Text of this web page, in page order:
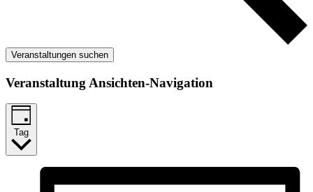
Veranstaltungen suchen
Veranstaltung Ansichten-Navigation
Tag